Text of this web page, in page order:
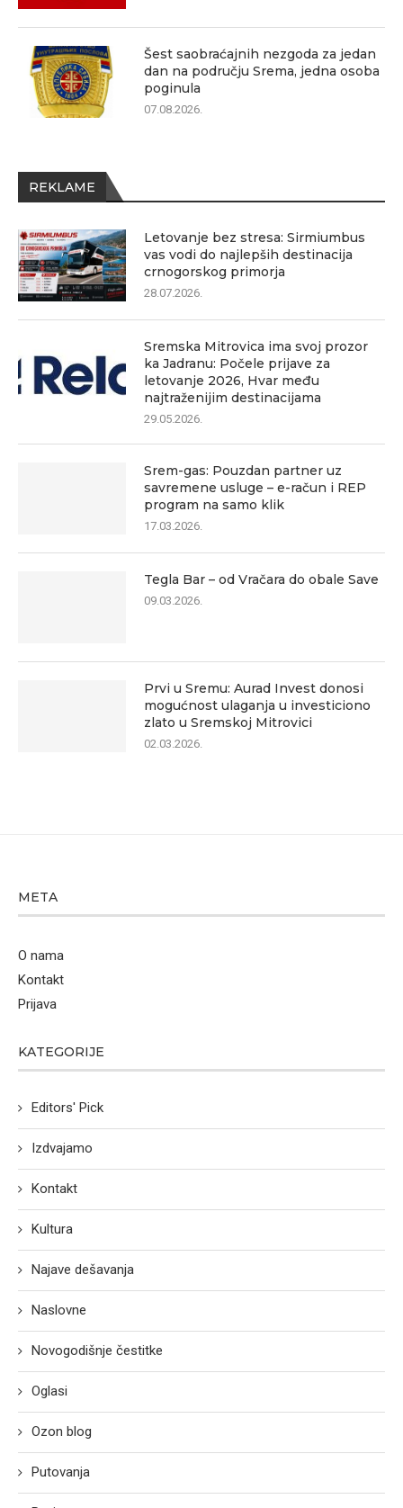
Šest saobraćajnih nezgoda za jedan
dan na području Srema, jedna osoba
poginula
07.08.2026.
REKLAME
Letovanje bez stresa: Sirmiumbus
vas vodi do najlepših destinacija
crnogorskog primorja
28.07.2026.
Sremska Mitrovica ima svoj prozor
ka Jadranu: Počele prijave za
letovanje 2026, Hvar među
najtraženijim destinacijama
29.05.2026.
Srem-gas: Pouzdan partner uz
savremene usluge – e-račun i REP
program na samo klik
17.03.2026.
Tegla Bar – od Vračara do obale Save
09.03.2026.
Prvi u Sremu: Aurad Invest donosi
mogućnost ulaganja u investiciono
zlato u Sremskoj Mitrovici
02.03.2026.
META
O nama
Kontakt
Prijava
KATEGORIJE
Editors' Pick
Izdvajamo
Kontakt
Kultura
Najave dešavanja
Naslovne
Novogodišnje čestitke
Oglasi
Ozon blog
Putovanja